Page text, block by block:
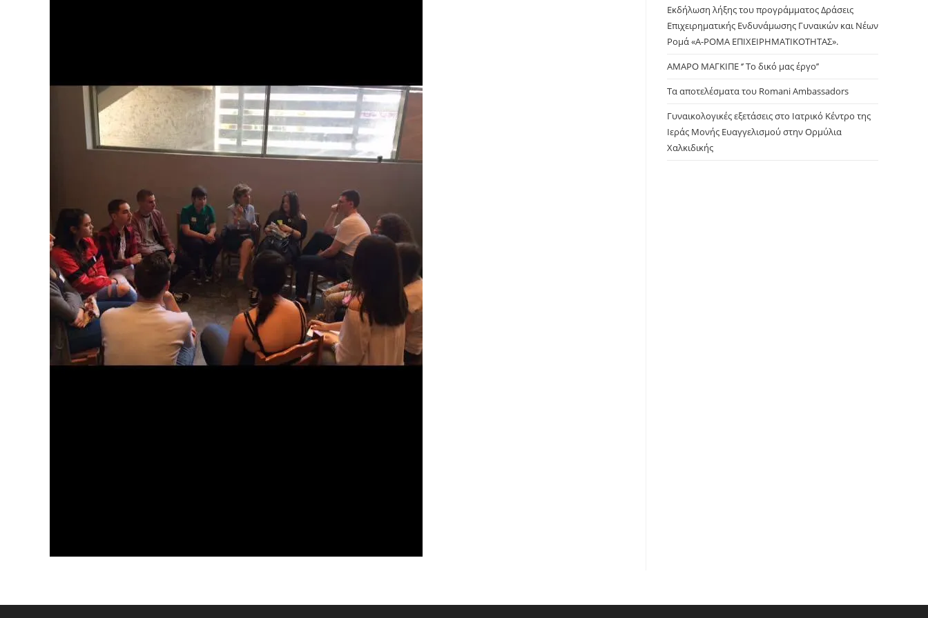
Εκδήλωση λήξης του προγράμματος Δράσεις
Επιχειρηματικής Ενδυνάμωσης Γυναικών και Νέων
Ρομά «Α-ΡΟΜΑ ΕΠΙΧΕΙΡΗΜΑΤΙΚΟΤΗΤΑΣ».
ΑΜΑΡΟ ΜΑΓΚΙΠΕ ‘’ Το δικό μας έργο’’
Τα αποτελέσματα του Romani Ambassadors
Γυναικολογικές εξετάσεις στο Ιατρικό Κέντρο της
Ιεράς Μονής Ευαγγελισμού στην Ορμύλια
Χαλκιδικής